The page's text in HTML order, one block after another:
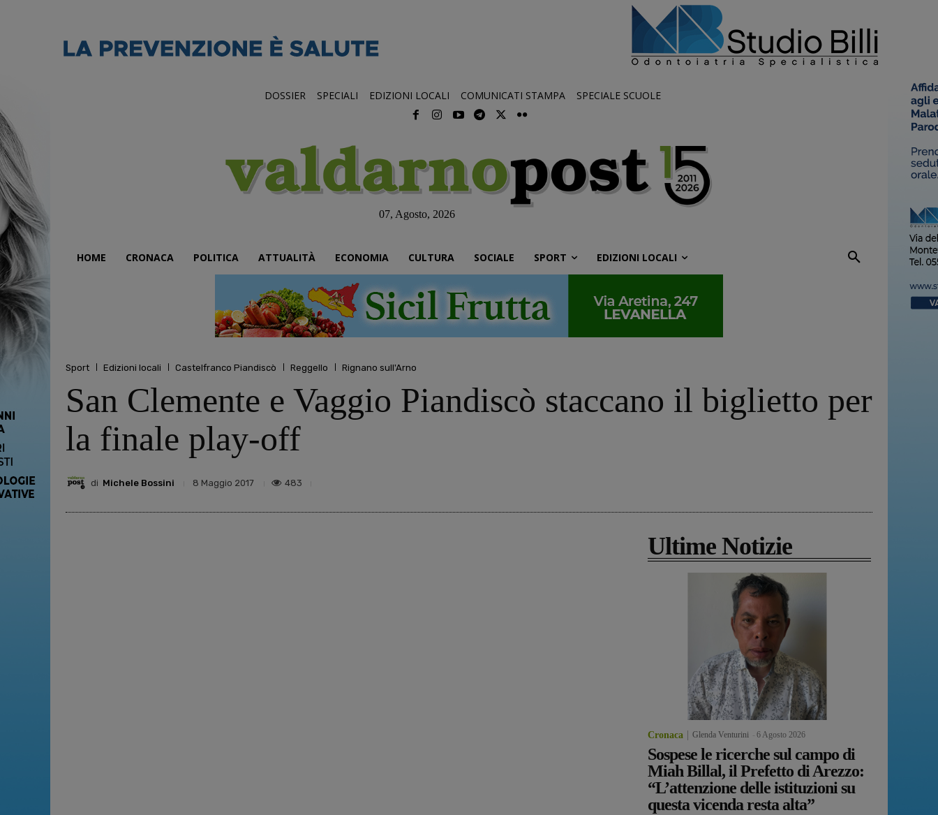
DOSSIER SPECIALI EDIZIONI LOCALI COMUNICATI STAMPA SPECIALE SCUOLE
07, Agosto, 2026
HOME CRONACA POLITICA ATTUALITÀ ECONOMIA CULTURA SOCIALE SPORT EDIZIONI LOCALI
Sport Edizioni locali Castelfranco Piandiscò Reggello Rignano sull'Arno
San Clemente e Vaggio Piandiscò staccano il biglietto per
la finale play-off
di Michele Bossini 8 Maggio 2017 483
Ultime Notizie
Cronaca Glenda Venturini 6 Agosto 2026
Sospese le ricerche sul campo di
Miah Billal, il Prefetto di Arezzo:
“L’attenzione delle istituzioni su
questa vicenda resta alta”